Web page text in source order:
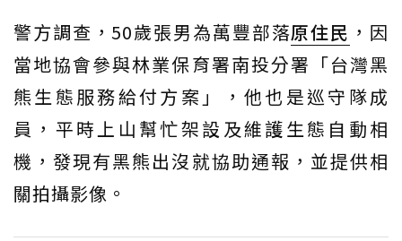
警方調查，50歲張男為萬豐部落原住民 ，因
當地協會參與林業保育署南投分署「台灣黑
熊生態服務給付方案」，他也是巡守隊成
員，平時上山幫忙架設及維護生態自動相
機，發現有黑熊出沒就協助通報，並提供相
關拍攝影像。